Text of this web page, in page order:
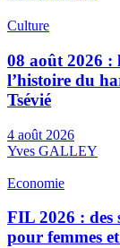
Culture
08 août 2026 :
l’histoire du
Tsévié
4 août 2026
Yves GALLEY
Economie
FIL 2026 : des
pour femmes